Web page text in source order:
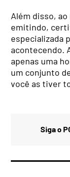
Além disso,
emitindo,
especializada
acontecendo.
apenas uma
um conjunto
você as tiver
Siga o